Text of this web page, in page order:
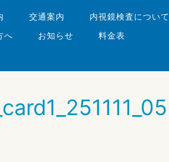
交通案内 内視鏡検査について
へ お知らせ
料金表